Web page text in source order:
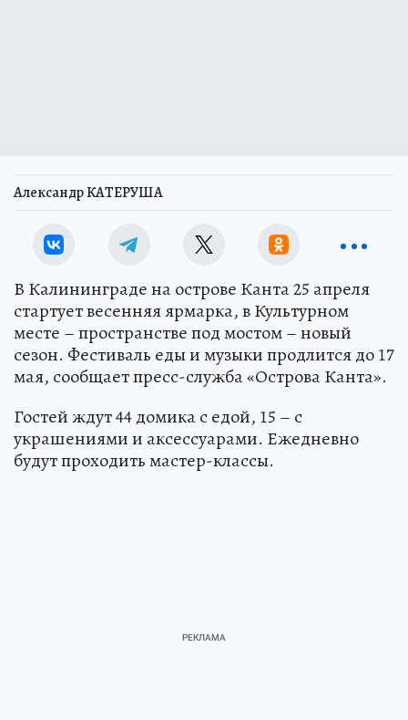
Александр КАТЕРУША
В Калининграде на острове Канта 25 апреля
стартует весенняя ярмарка, в Культурном
месте – пространстве под мостом – новый
сезон. Фестиваль еды и музыки продлится до 17
мая, сообщает пресс-служба «Острова Канта».
Гостей ждут 44 домика с едой, 15 – с
украшениями и аксессуарами. Ежедневно
будут проходить мастер-классы.